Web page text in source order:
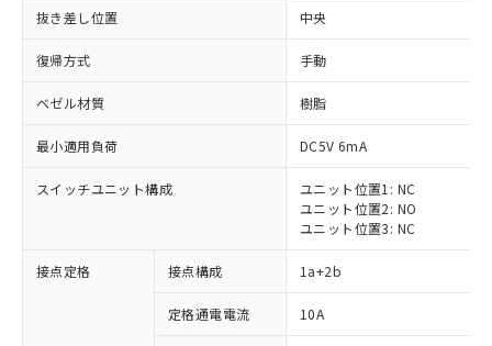
抜き差し位置 中央
復帰方式 手動
ベゼル材質 樹脂
最小適用負荷 DC5V 6mA
スイッチユニット構成
ユニット位置1: NC
ユニット位置2: NO
ユニット位置3: NC
接点定格 接点構成 1a+2b
定格通電電流 10A